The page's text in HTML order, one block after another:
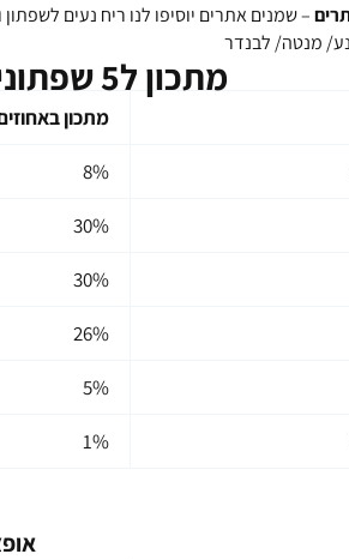
– שמנים אתרים יוסיפו לנו ריח נעים
מנטה/ לבנדר
מתכון ל5 שפתונים במכלים של 10 מ”ל:
מתכון
8%
30%
30%
26%
5%
1%